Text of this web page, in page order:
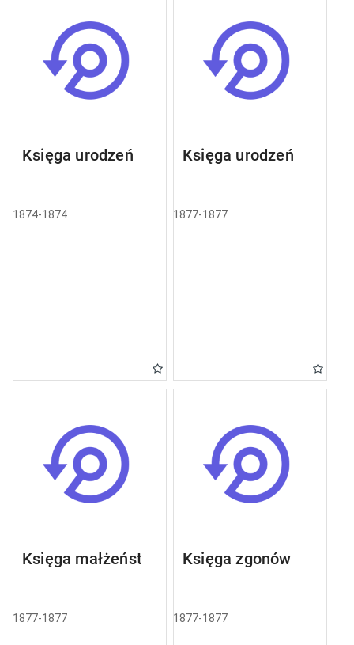
Księga urodzeń
1874-1874
Księga urodzeń
1877-1877
Księga małżeństw
1877-1877
Księga zgonów
1877-1877